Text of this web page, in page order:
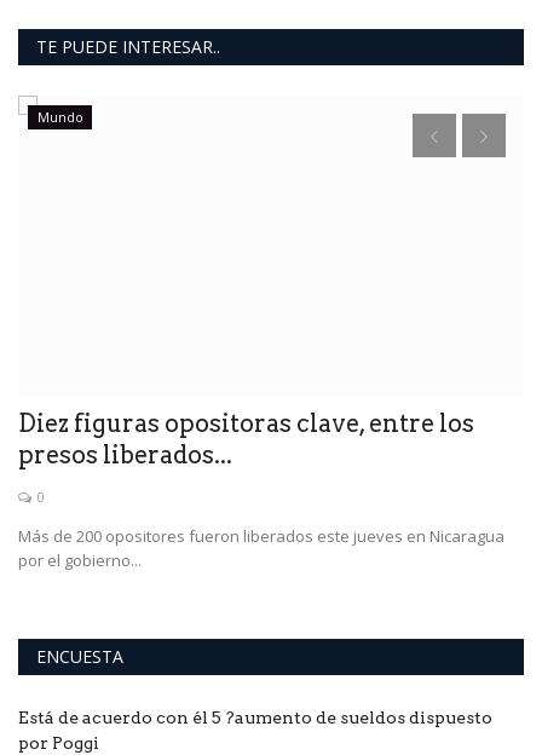
TE PUEDE INTERESAR..
Mundo
Diez figuras opositoras clave, entre los
presos liberados...
0
Más de 200 opositores fueron liberados este jueves en Nicaragua
por el gobierno...
ENCUESTA
Está de acuerdo con él 5 ?aumento de sueldos dispuesto
por Poggi